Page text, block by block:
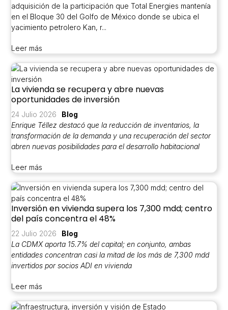
adquisición de la participación que Total Energies mantenía
en el Bloque 30 del Golfo de México donde se ubica el
yacimiento petrolero Kan, r...
Leer más
La vivienda se recupera y abre nuevas
oportunidades de inversión
24 Julio 2026
Blog
Enrique Téllez destacó que la reducción de inventarios, la
transformación de la demanda y una recuperación del sector
abren nuevas posibilidades para el desarrollo habitacional
Leer más
Inversión en vivienda supera los 7,300 mdd; centro
del país concentra el 48%
22 Julio 2026
Blog
La CDMX aporta 15.7% del capital; en conjunto, ambas
entidades concentran casi la mitad de los más de 7,300 mdd
invertidos por socios ADI en vivienda
Leer más